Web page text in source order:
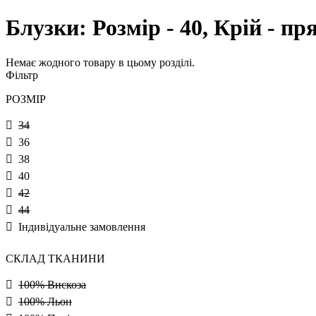
Блузки: Розмір - 40, Крій -
Немає жодного товару в цьому розділі.
Фільтр
РОЗМІР
34
36
38
40
42
44
Індивідуальне замовлення
СКЛАД ТКАНИНИ
100% Вискоза
100% Льон